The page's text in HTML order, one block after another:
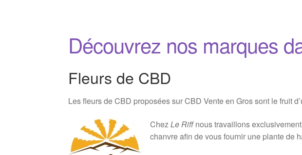
Découvrez nos marques
Fleurs de CBD
Les fleurs de CBD proposées sur CBD Vente en Gros sont le fruit
ChezLe Riffnous travaillons
chanvre afin de vous fournir une plante de